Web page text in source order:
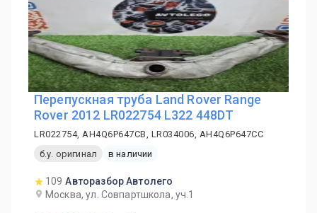
Перепускная труба Land Rover Range
Rover 2012 LR022754 L322 448DT
LR022754, AH4Q6P647CB, LR034006, AH4Q6P647CC
б.у. оригинал
в наличии
109 Авторазбор Автолего
Москва, ул. Совпартшкола, уч.1